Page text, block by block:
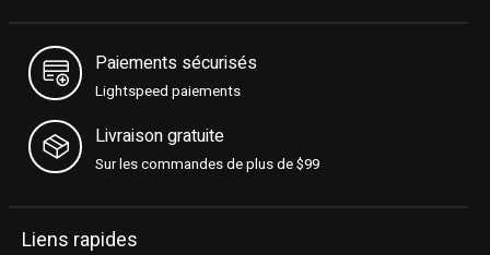
Paiements sécurisés
Lightspeed paiements
Livraison gratuite
Sur les commandes de plus de $99
Liens rapides